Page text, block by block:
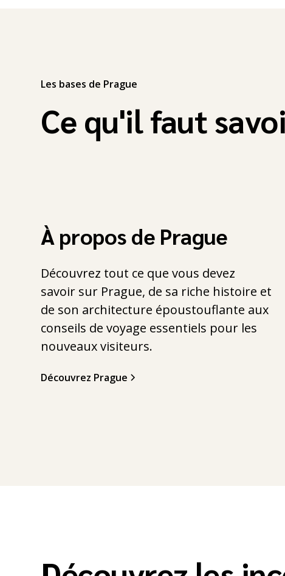
Les bases de Prague
Ce qu'il faut
À propos de Prague
Découvrez tout ce que vous devez
savoir sur Prague, de sa riche histoire et
de son architecture époustouflante aux
conseils de voyage essentiels pour les
nouveaux visiteurs.
Découvrez Prague